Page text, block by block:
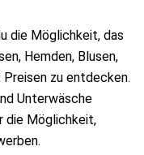
die Möglichkeit, das
Hemden, Blusen,
zu entdecken.
Unterwäsche
die Möglichkeit,